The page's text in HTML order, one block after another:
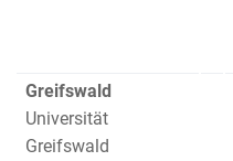
Greifswald
Universität
Greifswald